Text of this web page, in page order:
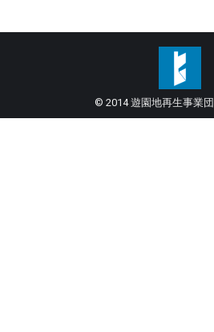
© 2014 遊園地再生事業